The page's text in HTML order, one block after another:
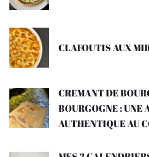
CLAFOUTIS AUX
CREMANT DE
BOURGOGNE : UNE
AUTHENTIQUE AU